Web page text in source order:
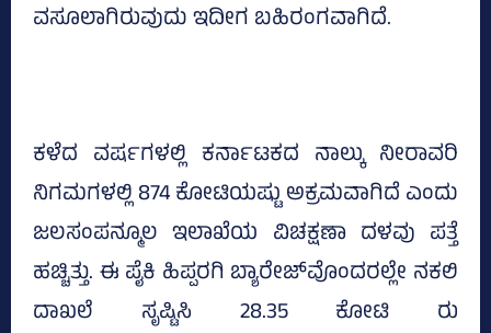
ವಸೂಲಾಗಿರುವುದು ಇದೀಗ ಬಹಿರಂಗವಾಗಿದೆ.
ಕಳೆದ ವರ್ಷಗಳಲ್ಲಿ ಕರ್ನಾಟಕದ ನಾಲ್ಕು ನೀರಾವರಿ
ನಿಗಮಗಳಲ್ಲಿ 874 ಕೋಟಿಯಷ್ಟು ಅಕ್ರಮವಾಗಿದೆ ಎಂದು
ಜಲಸಂಪನ್ಮೂಲ ಇಲಾಖೆಯ ವಿಚಕ್ಷಣಾ ದಳವು ಪತ್ತೆ
ಹಚ್ಚಿತ್ತು. ಈ ಪೈಕಿ ಹಿಪ್ಪರಗಿ ಬ್ಯಾರೇಜ್‌ವೊಂದರಲ್ಲೇ ನಕಲಿ
ದಾಖಲೆ ಸೃಷ್ಟಿಸಿ 28.35 ಕೋಟಿ ರು